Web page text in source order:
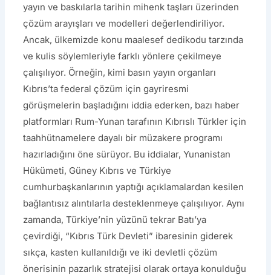
yayın ve baskılarla tarihin mihenk taşları üzerinden
çözüm arayışları ve modelleri değerlendiriliyor.
Ancak, ülkemizde konu maalesef dedikodu tarzında
ve kulis söylemleriyle farklı yönlere çekilmeye
çalışılıyor. Örneğin, kimi basın yayın organları
Kıbrıs’ta federal çözüm için gayriresmi
görüşmelerin başladığını iddia ederken, bazı haber
platformları Rum-Yunan tarafının Kıbrıslı Türkler için
taahhütnamelere dayalı bir müzakere programı
hazırladığını öne sürüyor. Bu iddialar, Yunanistan
Hükümeti, Güney Kıbrıs ve Türkiye
cumhurbaşkanlarının yaptığı açıklamalardan kesilen
bağlantısız alıntılarla desteklenmeye çalışılıyor. Aynı
zamanda, Türkiye’nin yüzünü tekrar Batı’ya
çevirdiği, “Kıbrıs Türk Devleti” ibaresinin giderek
sıkça, kasten kullanıldığı ve iki devletli çözüm
önerisinin pazarlık stratejisi olarak ortaya konulduğu